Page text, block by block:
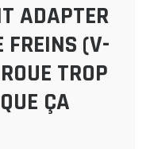
ADAPTER
FREINS (V-
TROP
ÇA